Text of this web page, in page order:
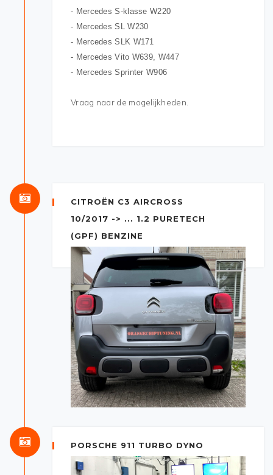
- Mercedes S-klasse W220
- Mercedes SL W230
- Mercedes SLK W171
- Mercedes Vito W639, W447
- Mercedes Sprinter W906
Vraag naar de mogelijkheden.
CITROËN C3 AIRCROSS
10/2017 -> ... 1.2 PURETECH
(GPF) BENZINE
PORSCHE 911 TURBO DYNO